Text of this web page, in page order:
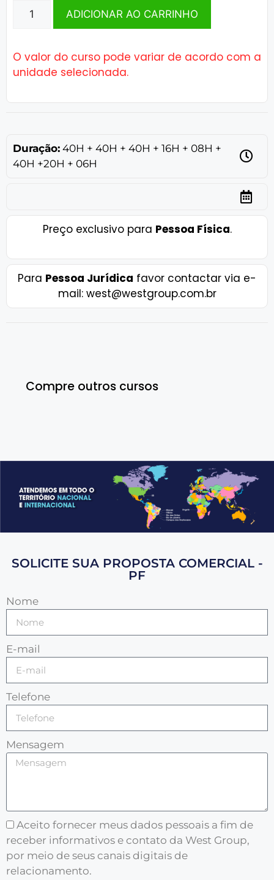
ADICIONAR AO CARRINHO
O valor do curso pode variar de acordo com a
unidade selecionada.
Duração: 40H + 40H + 40H + 16H + 08H +
40H +20H + 06H
Preço exclusivo para Pessoa Física.
Para Pessoa Jurídica favor contactar via e-
mail: west@westgroup.com.br
Compre outros cursos
SOLICITE SUA PROPOSTA COMERCIAL -
PF
Nome
E-mail
Telefone
Mensagem
Aceito fornecer meus dados pessoais a fim de
receber informativos e contato da West Group,
por meio de seus canais digitais de
relacionamento.